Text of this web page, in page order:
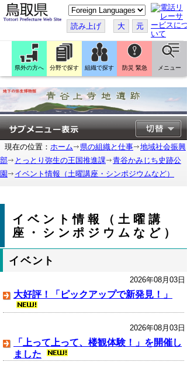
こ
の
ペ
ー
ジ
翻
訳
す
る
読み上げ 大 元
県外の方へ 分野で探す 組織で探す 防災 緊急 メニュー
現在の位置： ホーム 県の組織と仕事
地域社会振興
部
とっとり弥生の王国推進課
青谷かみじち史跡公
園
イベント情報（土曜講座・シンポジウムなど）
イベント情報（土曜講
座・シンポジウムなど）
イベント
2026年08月03日
大好評！「ピックアップで新発見！」
2026年08月03日
「上って上って、楼観体験！」を開催し
ました